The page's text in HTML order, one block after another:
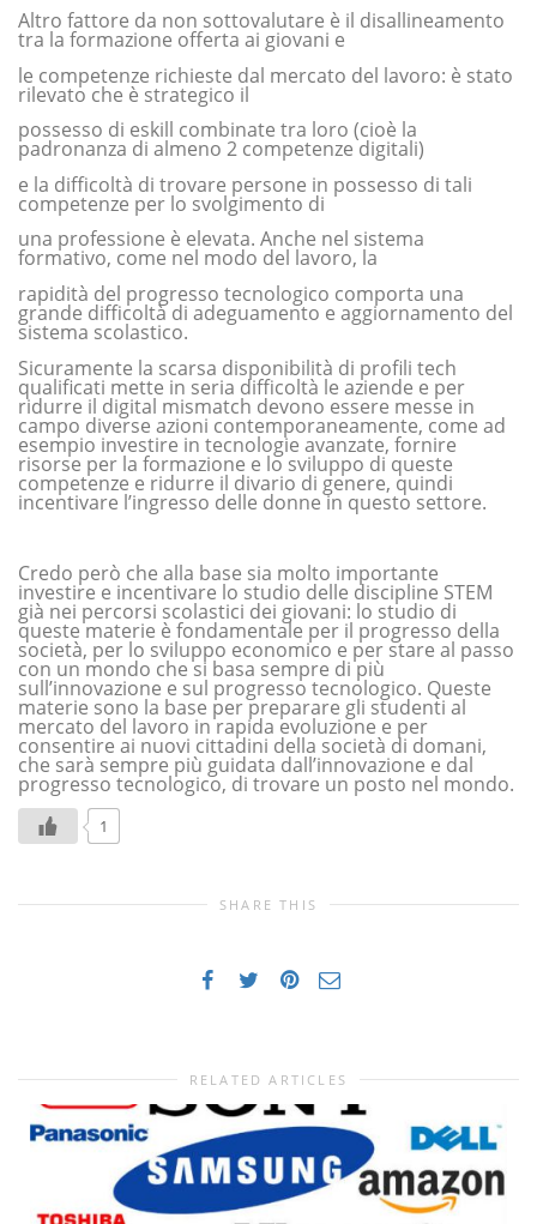
Altro fattore da non sottovalutare è il disallineamento
tra la formazione offerta ai giovani e
le competenze richieste dal mercato del lavoro: è stato
rilevato che è strategico il
possesso di eskill combinate tra loro (cioè la
padronanza di almeno 2 competenze digitali)
e la difficoltà di trovare persone in possesso di tali
competenze per lo svolgimento di
una professione è elevata. Anche nel sistema
formativo, come nel modo del lavoro, la
rapidità del progresso tecnologico comporta una
grande difficoltà di adeguamento e aggiornamento del
sistema scolastico.
Sicuramente la scarsa disponibilità di profili tech
qualificati mette in seria difficoltà le aziende e per
ridurre il digital mismatch devono essere messe in
campo diverse azioni contemporaneamente, come ad
esempio investire in tecnologie avanzate, fornire
risorse per la formazione e lo sviluppo di queste
competenze e ridurre il divario di genere, quindi
incentivare l’ingresso delle donne in questo settore.
Credo però che alla base sia molto importante
investire e incentivare lo studio delle discipline STEM
già nei percorsi scolastici dei giovani: lo studio di
queste materie è fondamentale per il progresso della
società, per lo sviluppo economico e per stare al passo
con un mondo che si basa sempre di più
sull’innovazione e sul progresso tecnologico. Queste
materie sono la base per preparare gli studenti al
mercato del lavoro in rapida evoluzione e per
consentire ai nuovi cittadini della società di domani,
che sarà sempre più guidata dall’innovazione e dal
progresso tecnologico, di trovare un posto nel mondo.
1
SHARE THIS
RELATED ARTICLES